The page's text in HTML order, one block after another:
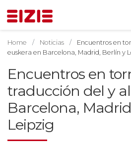
Home Noticias
Encuentros en
euskera en Barcelona, Madrid, Berlín y
Encuentros en
traducción del y
Barcelona,
Leipzig